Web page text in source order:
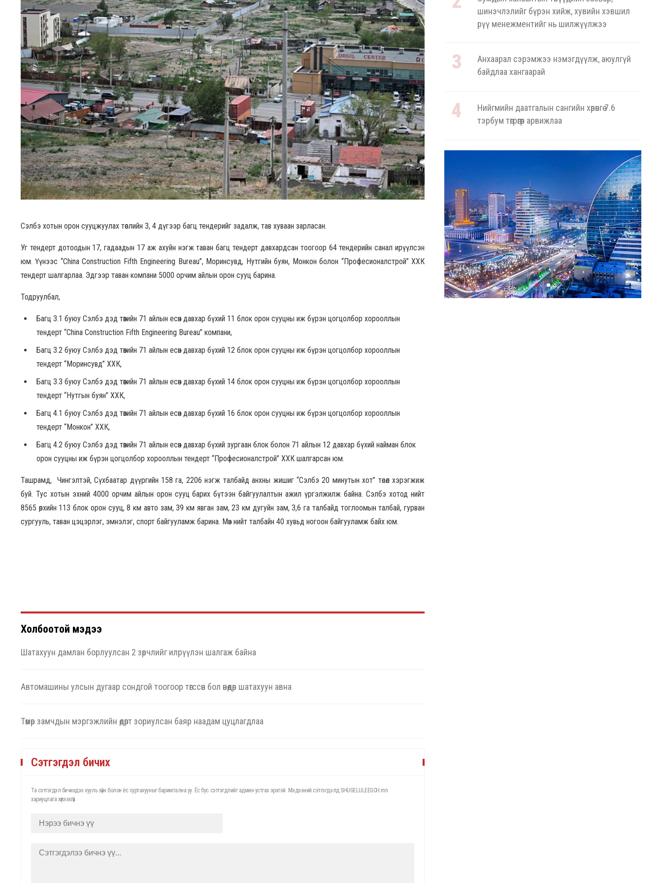
Сэлбэ хотын орон сууцжуулах төслийн 3, 4 дүгээр багц тендерийг задалж, тав хуваан зарласан.
Уг тендерт дотоодын 17, гадаадын 17 аж ахуйн нэгж таван багц тендерт давхардсан тоогоор 64 тендерийн санал ирүүлсэн
юм. Үүнээс “China Construction Fifth Engineering Bureau”, Моринсувд, Нутгийн буян, Монкон болон “Професионалстрой” ХХК
тендерт шалгарлаа. Эдгээр таван компани 5000 орчим айлын орон сууц барина.
Тодруулбал,
Багц 3.1 буюу Сэлбэ дэд төвийн 71 айлын есөн давхар бүхий 11 блок орон сууцны иж бүрэн цогцолбор хорооллын
тендерт “China Construction Fifth Engineering Bureau” компани,
Багц 3.2 буюу Сэлбэ дэд төвийн 71 айлын есөн давхар бүхий 12 блок орон сууцны иж бүрэн цогцолбор хорооллын
тендерт “Моринсувд” ХХК,
Багц 3.3 буюу Сэлбэ дэд төвийн 71 айлын есөн давхар бүхий 14 блок орон сууцны иж бүрэн цогцолбор хорооллын
тендерт “Нутгын буян” ХХК,
Багц 4.1 буюу Сэлбэ дэд төвийн 71 айлын есөн давхар бүхий 16 блок орон сууцны иж бүрэн цогцолбор хорооллын
тендерт “Монкон” ХХК,
Багц 4.2 буюу Сэлбэ дэд төвийн 71 айлын есөн давхар бүхий зургаан блок болон 71 айлын 12 давхар бүхий найман блок
орон сууцны иж бүрэн цогцолбор хорооллын тендерт “Професионалстрой” ХХК шалгарсан юм.
Ташрамд, Чингэлтэй, Сүхбаатар дүүргийн 158 га, 2206 нэгж талбайд анхны жишиг “Сэлбэ 20 минутын хот” төсөл хэрэгжиж
буй. Тус хотын эхний 4000 орчим айлын орон сууц барих бүтээн байгуулалтын ажил үргэлжилж байна. Сэлбэ хотод нийт
8565 өрхийн 113 блок орон сууц, 8 км авто зам, 39 км явган зам, 23 км дугуйн зам, 3,6 га талбайд тоглоомын талбай, гурван
сургууль, таван цэцэрлэг, эмнэлэг, спорт байгууламж барина. Мөн нийт талбайн 40 хувьд ногоон байгууламж байх юм.
Холбоотой мэдээ
Шатахуун дамлан борлуулсан 2 зөрчлийг илрүүлэн шалгаж байна
Автомашины улсын дугаар сондгой тоогоор төгссөн бол өнөөдөр шатахуун авна
Төмөр замчдын мэргэжлийн өдөрт зориулсан баяр наадам цуцлагдлаа
Сэтгэгдэл бичих
Та сэтгэгдэл бичихдээ хууль зүйн болон ёс суртахууныг баримтална уу. Ёс бус сэтгэгдлийг админ устгах эрхтэй. Мэдээний сэтгэгдэлд SHUGELULEEGCH.mn
хариуцлага хүлээхгүй.
шинэчлэлийг бүрэн хийж, хувийн хэвшил
рүү менежментийг нь шилжүүлжээ
Анхаарал сэрэмжээ нэмэгдүүлж, аюулгүй
байдлаа хангаарай
Нийгмийн даатгалын сангийн хөрөнгө 7.6
тэрбум төгрөгөөр арвижлаа
Аялал жуулчлалын компанийн автомашиныг
ШТС-ууд хязгаарлалтгүй шатахуун олгох
боломжоор хангана
“Нүүрс пиролизийн үйлдвэр”-ийг төр, хувийн
хэвшлийн түншлэлээр хэрэгжүүлэх
тогтоолын төслийг дэмжлээ
Мал угаалгын ажил үргэлжилж байна